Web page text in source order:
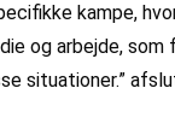
kampe,
og arbejde,
situationer.”